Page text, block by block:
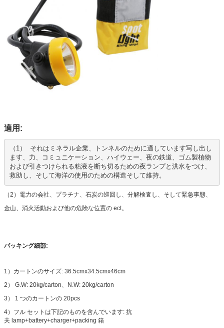
適用:
（1）  それはミネラル企業、トンネルのために適しています写し出し
ます、力、コミュニケーション、ハイウェー、夜の鉄道、ゴム製植物
および引きつけられる粘液を断ち切るための夜ランプと洪水をつけ、
救助し、そして海洋の使用のための構造そして維持。
（2）電力の会社、プラチナ、石炭の巡回し、分解検査し、そして緊急事態、
金山、消火活動および他の危険な位置の ect。
パッキング細部:
1）カートンのサイズ: 36.5cmx34.5cmx46cm
2） G.W: 20kg/carton、N.W: 20kg/carton
3） 1 つのカートンの 20pcs
4）フル セットは下記のものを含んでいます: 抗
夫 lamp+battery+charger+packing 箱